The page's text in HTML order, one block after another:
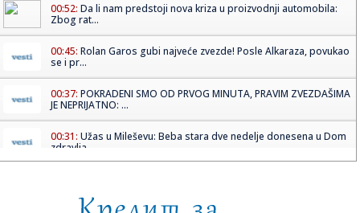
00:52: Da li nam predstoji nova kriza u proizvodnji automobila:
Zbog rat...
00:45: Rolan Garos gubi najveće zvezde! Posle Alkaraza, povukao
se i pr...
00:37: POKRADENI SMO OD PRVOG MINUTA, PRAVIM ZVEZDAŠIMA
JE NEPRIJATNO: ...
00:31: Užas u Mileševu: Beba stara dve nedelje donesena u Dom
zdravlja...